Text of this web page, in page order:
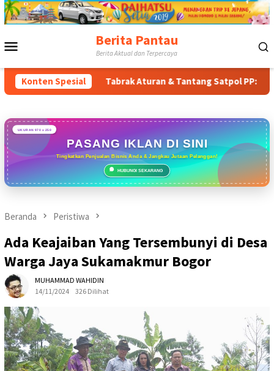
Loncat
ke
Berita Pantau
Berita Aktual dan Terpercaya
Konten Spesial
Tabrak Aturan & Tantang Satpol PP: Pembangunan
UKURAN 970 x 250
PASANG IKLAN DI SINI
Tingkatkan Penjualan Bisnis Anda & Jangkau Jutaan Pelanggan!
HUBUNGI SEKARANG
Beranda Peristiwa
Ada Keajaiban Yang Tersembunyi di Desa
Warga Jaya Sukamakmur Bogor
MUHAMMAD WAHIDIN
14/11/2024
326 Dilihat